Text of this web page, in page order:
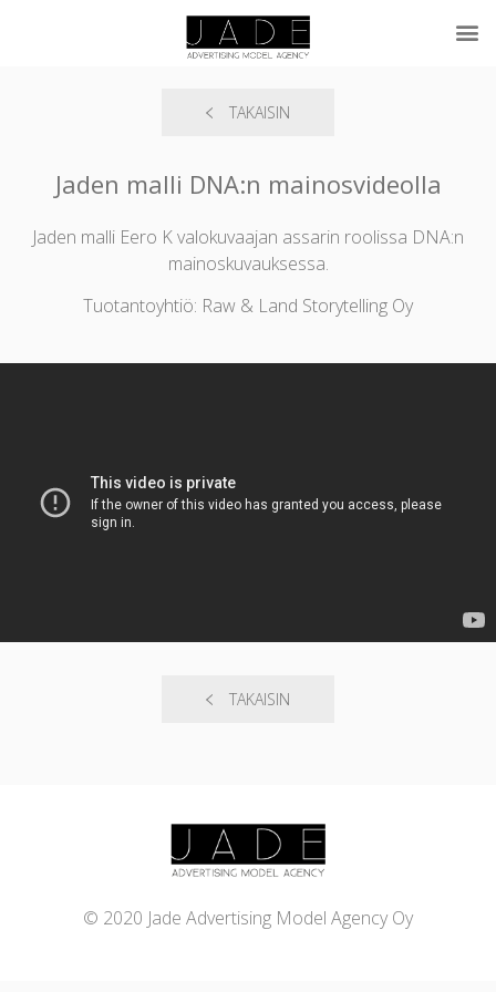
TAKAISIN
Jaden malli DNA:n mainosvideolla
Jaden malli Eero K valokuvaajan assarin roolissa DNA:n
mainoskuvauksessa.
Tuotantoyhtiö: Raw & Land Storytelling Oy
TAKAISIN
© 2020 Jade Advertising Model Agency Oy